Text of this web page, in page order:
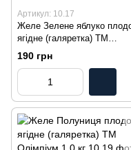
Артикул: 10.17
Желе Зелене яблуко
ягідне (галяретка) ТМ
Олімпіум 1,0 кг
190 грн